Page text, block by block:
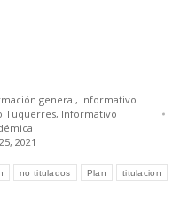
general, Informativo
Tuquerres, Informativo
2021
no titulados Plan titulacion